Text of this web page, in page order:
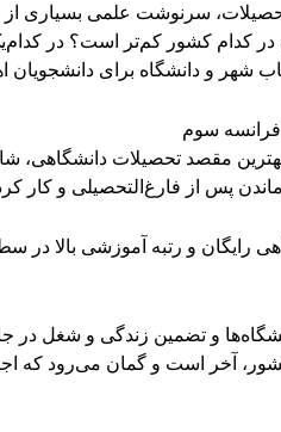
سرنوشت علمی بسیاری از
در کدام کشور کم‌تر است؟ در
شهر و دانشگاه برای دانشجویان
فرانسه سوم
بهترین مقصد تحصیلات
پس از فارغ‌التحصیلی و کار
رایگان و رتبه آموزشی بالا در
دانشگاه‌ها و تضمین زندگی و شغل
آخر است و گمان می‌رود که